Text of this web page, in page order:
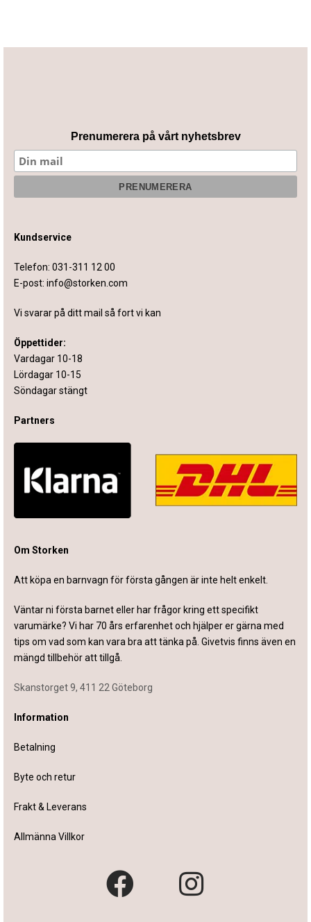
Prenumerera på vårt nyhetsbrev
Kundservice
Telefon: 031-311 12 00
E-post: info@storken.com
Vi svarar på ditt mail så fort vi kan
Öppettider:
Vardagar 10-18
Lördagar 10-15
Söndagar stängt
Partners
Om Storken
Att köpa en barnvagn för första gången är inte helt enkelt.
Väntar ni första barnet eller har frågor kring ett specifikt
varumärke? Vi har 70 års erfarenhet och hjälper er gärna med
tips om vad som kan vara bra att tänka på. Givetvis finns även en
mängd tillbehör att tillgå.
Skanstorget 9, 411 22 Göteborg
Information
Betalning
Byte och retur
Frakt & Leverans
Allmänna Villkor